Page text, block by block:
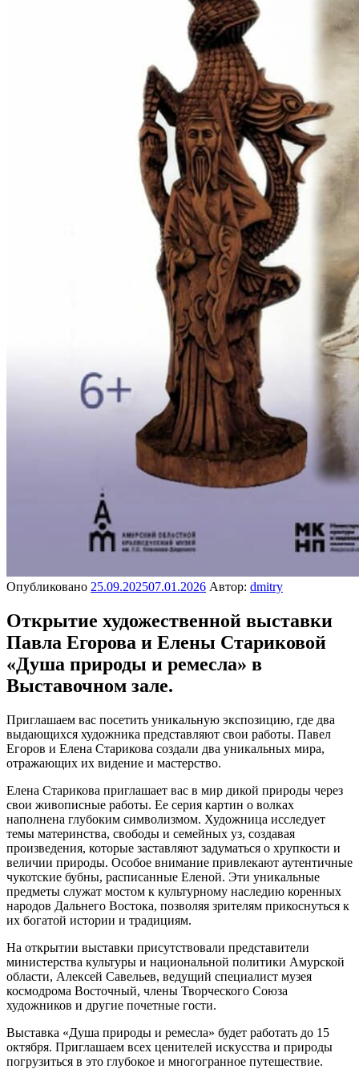
Опубликовано 25.09.202507.01.2026 Автор: dmitry
Открытие художественной выставки
Павла Егорова и Елены Стариковой
«Душа природы и ремесла» в
Выставочном зале.
Приглашаем вас посетить уникальную экспозицию, где два
выдающихся художника представляют свои работы. Павел
Егоров и Елена Старикова создали два уникальных мира,
отражающих их видение и мастерство.
Елена Старикова приглашает вас в мир дикой природы через
свои живописные работы. Ее серия картин о волках
наполнена глубоким символизмом. Художница исследует
темы материнства, свободы и семейных уз, создавая
произведения, которые заставляют задуматься о хрупкости и
величии природы. Особое внимание привлекают аутентичные
чукотские бубны, расписанные Еленой. Эти уникальные
предметы служат мостом к культурному наследию коренных
народов Дальнего Востока, позволяя зрителям прикоснуться к
их богатой истории и традициям.
На открытии выставки присутствовали представители
министерства культуры и национальной политики Амурской
области, Алексей Савельев, ведущий специалист музея
космодрома Восточный, члены Творческого Союза
художников и другие почетные гости.
Выставка «Душа природы и ремесла» будет работать до 15
октября. Приглашаем всех ценителей искусства и природы
погрузиться в это глубокое и многогранное путешествие.